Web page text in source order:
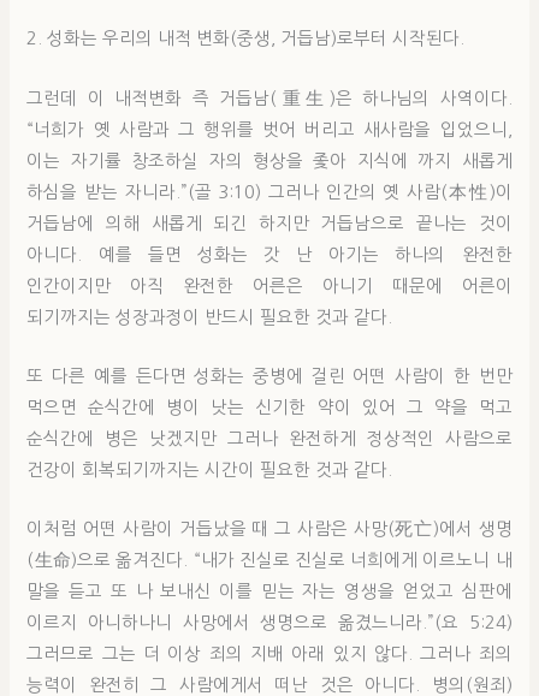
2. 성화는 우리의 내적 변화(중생, 거듭남)로부터 시작된다.
그런데 이 내적변화 즉 거듭남(重生)은 하나님의 사역이다.
“너희가 옛 사람과 그 행위를 벗어 버리고 새사람을 입었으니,
이는 자기률 창조하실 자의 형상을 좇아 지식에 까지 새롭게
하심을 받는 자니라.”(골 3:10) 그러나 인간의 옛 사람(本性)이
거듭남에 의해 새롭게 되긴 하지만 거듭남으로 끝나는 것이
아니다. 예를 들면 성화는 갓 난 아기는 하나의 완전한
인간이지만 아직 완전한 어른은 아니기 때문에 어른이
되기까지는 성장과정이 반드시 필요한 것과 같다.
또 다른 예를 든다면 성화는 중병에 걸린 어떤 사람이 한 번만
먹으면 순식간에 병이 낫는 신기한 약이 있어 그 약을 먹고
순식간에 병은 낫겠지만 그러나 완전하게 정상적인 사람으로
건강이 회복되기까지는 시간이 필요한 것과 같다.
이처럼 어떤 사람이 거듭났을 때 그 사람은 사망(死亡)에서 생명
(生命)으로 옮겨진다. “내가 진실로 진실로 너희에게 이르노니 내
말을 듣고 또 나 보내신 이를 믿는 자는 영생을 얻었고 심판에
이르지 아니하나니 사망에서 생명으로 옮겼느니라.”(요 5:24)
그러므로 그는 더 이상 죄의 지배 아래 있지 않다. 그러나 죄의
능력이 완전히 그 사람에게서 떠난 것은 아니다. 병의(원죄)